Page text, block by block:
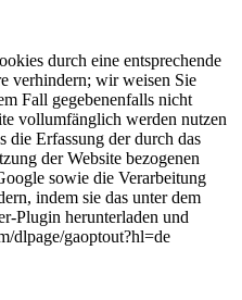
durch eine entsprechende
verhindern; wir weisen Sie
Fall gegebenenfalls nicht
vollumfänglich werden nutzen
die Erfassung der durch das
der Website bezogenen
sowie die Verarbeitung
indem sie das unter dem
Plugin herunterladen und
dlpage/gaoptout?hl=de